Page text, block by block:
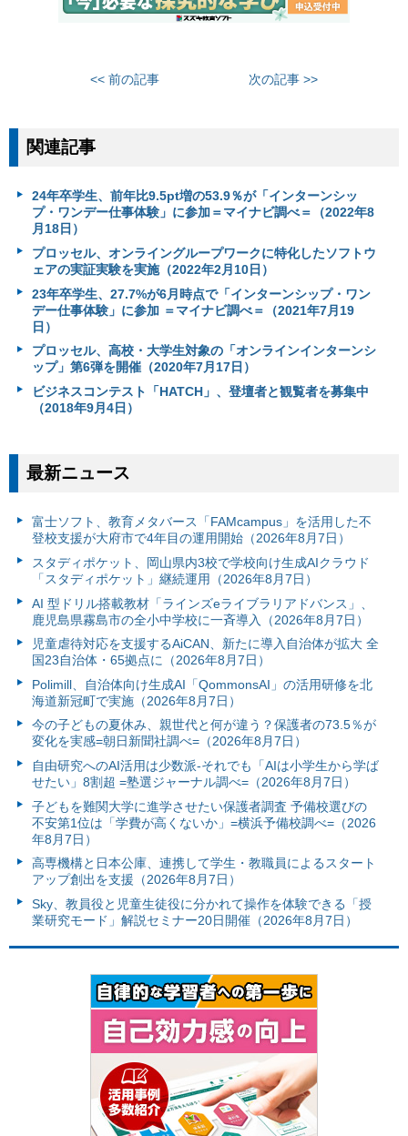
<< 前の記事 次の記事 >>
関連記事
24年卒学生、前年比9.5pt増の53.9％が「インターンシッ
プ・ワンデー仕事体験」に参加＝マイナビ調べ＝（2022年8
月18日）
プロッセル、オンライングループワークに特化したソフトウ
ェアの実証実験を実施（2022年2月10日）
23年卒学生、27.7%が6月時点で「インターンシップ・ワン
デー仕事体験」に参加 ＝マイナビ調べ＝（2021年7月19
日）
プロッセル、高校・大学生対象の「オンラインインターンシ
ップ」第6弾を開催（2020年7月17日）
ビジネスコンテスト「HATCH」、登壇者と観覧者を募集中
（2018年9月4日）
最新ニュース
富⼠ソフト、教育メタバース「FAMcampus」を活用した不
登校支援が大府市で4年目の運用開始（2026年8月7日）
スタディポケット、岡山県内3校で学校向け生成AIクラウド
「スタディポケット」継続運用（2026年8月7日）
AI 型ドリル搭載教材「ラインズeライブラリアドバンス」、
鹿児島県霧島市の全小中学校に一斉導入（2026年8月7日）
児童虐待対応を支援するAiCAN、新たに導入自治体が拡大 全
国23自治体・65拠点に（2026年8月7日）
Polimill、自治体向け生成AI「QommonsAI」の活用研修を北
海道新冠町で実施（2026年8月7日）
今の子どもの夏休み、親世代と何が違う？保護者の73.5％が
変化を実感=朝日新聞社調べ=（2026年8月7日）
自由研究へのAI活用は少数派-それでも「AIは小学生から学ば
せたい」8割超 =塾選ジャーナル調べ=（2026年8月7日）
子どもを難関大学に進学させたい保護者調査 予備校選びの
不安第1位は「学費が高くないか」=横浜予備校調べ=（2026
年8月7日）
高専機構と日本公庫、連携して学生・教職員によるスタート
アップ創出を支援（2026年8月7日）
Sky、教員役と児童生徒役に分かれて操作を体験できる「授
業研究モード」解説セミナー20日開催（2026年8月7日）